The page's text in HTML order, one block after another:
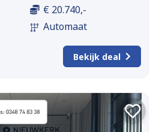
€ 20.740,-
Automaat
Bekijk deal